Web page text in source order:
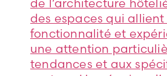
de l’architecture
des espaces qui allient
fonctionnalité et
une attention
tendances et aux